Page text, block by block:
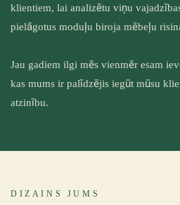
klientiem, lai analizētu viņu
pielāgotus moduļu biroja mēbeļu
Jau gadiem ilgi mēs vienmēr esam
kas mums ir palīdzējis iegūt mūsu
atzinību.
DIZAINS JUMS